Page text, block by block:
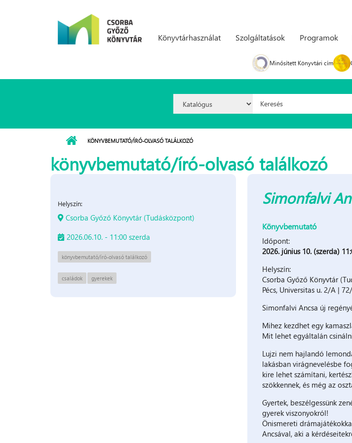
Könyvtárhasználat Szolgáltatások Programok
Minősített Könyvtári cím
Option:
Keresés űrlap
KÖNYVBEMUTATÓ/ÍRÓ-OLVASÓ TALÁLKOZÓ
könyvbemutató/író-olvasó találkozó
Helyszín:
Csorba Győző Könyvtár (Tudásközpont)
2026.06.10. - 11:00 szerda
könyvbemutató/író-olvasó találkozó
családok gyerekek
Simonfalvi
Könyvbemutató
Időpont:
2026. június 10. (szerda)
Helyszín:
Csorba Győző Könyvtár
Pécs, Universitas u. 2/A |
Simonfalvi Ancsa új
Mihez kezdhet egy
Mit lehet egyáltalán
Lujzi nem hajlandó
lakásban virágnevelésbe
kire lehet számítani,
szökkennek, és még az
Gyertek, beszélgessünk
gyerek viszonyokról!
Önismereti
Ancsával, aki a